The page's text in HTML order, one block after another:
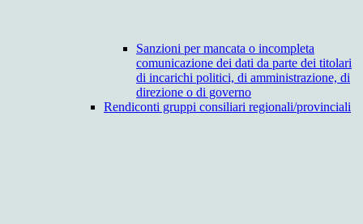
Sanzioni per mancata o incompleta
comunicazione dei dati da parte dei titolari
di incarichi politici, di amministrazione, di
direzione o di governo
Rendiconti gruppi consiliari regionali/provinciali